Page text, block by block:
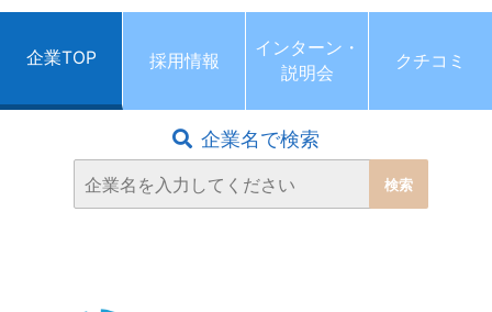
企業TOP 採用情報
インターン・
説明会
クチコミ
企業名で検索